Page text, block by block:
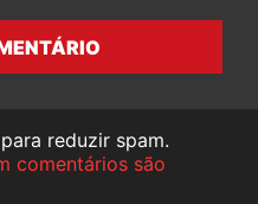
reduzir spam.
comentários são